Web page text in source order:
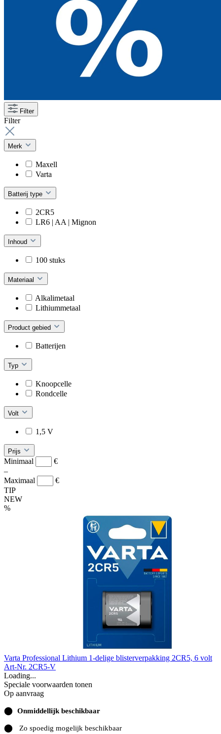
Filter
Filter
Merk
Maxell
Varta
Batterij type
2CR5
LR6 | AA | Mignon
Inhoud
100 stuks
Materiaal
Alkalimetaal
Lithiummetaal
Product gebied
Batterijen
Typ
Knoopcelle
Rondcelle
Volt
1,5 V
Prijs
Minimaal
€
–
Maximaal
€
TIP
NEW
%
Varta Professional Lithium 1-delige blisterverpakking 2CR5, 6 volt
Art-Nr. 2CR5-V
Loading...
Speciale voorwaarden tonen
Op aanvraag
⬤ Onmiddellijk beschikbaar
⬤ Zo spoedig mogelijk beschikbaar